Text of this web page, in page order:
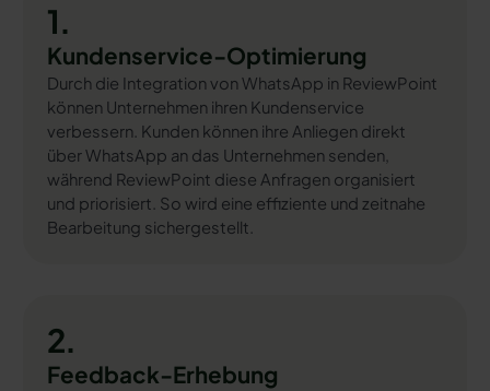
1.
Kundenservice-Optimierung
Durch die Integration von WhatsApp in ReviewPoint
können Unternehmen ihren Kundenservice
verbessern. Kunden können ihre Anliegen direkt
über WhatsApp an das Unternehmen senden,
während ReviewPoint diese Anfragen organisiert
und priorisiert. So wird eine effiziente und zeitnahe
Bearbeitung sichergestellt.
2.
Feedback-Erhebung